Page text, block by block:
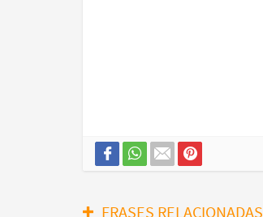
FRASES RELACIONADAS